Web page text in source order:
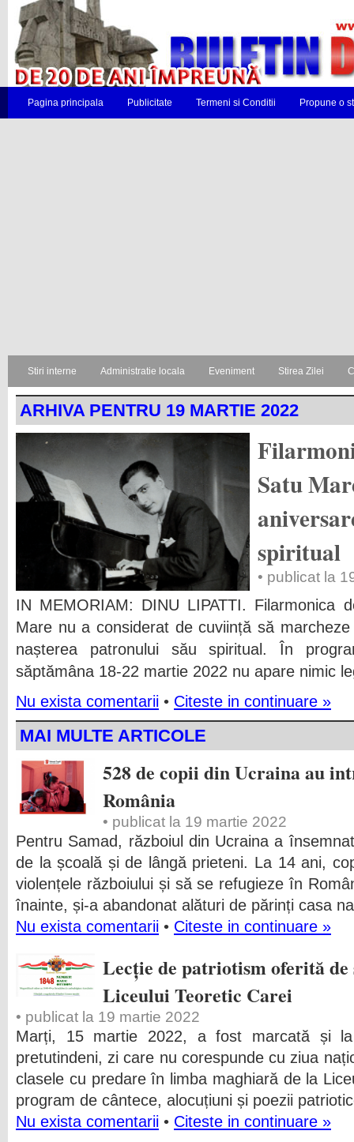
Pagina principala Publicitate Termeni si Conditii Propune o
Stiri interne Administratie locala Eveniment Stirea Zilei
ARHIVA PENTRU 19 MARTIE 2022
Satu
spiritual
• publicat la
IN MEMORIAM: DINU LIPATTI. Filarmonica
Mare nu a considerat de cuviință să
nașterea patronului său spiritual. În
săptămâna 18-22 martie 2022 nu apare nimic
Nu exista comentarii • Citeste in continuare »
MAI MULTE ARTICOLE
528 de copii din Ucraina au
România
• publicat la 19 martie 2022
Pentru Samad, războiul din Ucraina a
de la școală și de lângă prieteni. La 14 ani,
violențele războiului și să se refugieze în
înainte, și-a abandonat alături de părinți casa
Nu exista comentarii • Citeste in continuare »
Lecție de patriotism oferită de
Liceului Teoretic Carei
• publicat la 19 martie 2022
Marți, 15 martie 2022, a fost marcată și
pretutindeni, zi care nu corespunde cu ziua
clasele cu predare în limba maghiară de la
program de cântece, alocuțiuni și poezii
Nu exista comentarii • Citeste in continuare »